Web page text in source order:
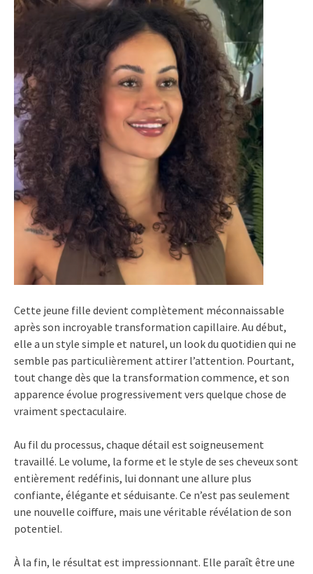
Cette jeune fille devient complètement méconnaissable
après son incroyable transformation capillaire. Au début,
elle a un style simple et naturel, un look du quotidien qui ne
semble pas particulièrement attirer l’attention. Pourtant,
tout change dès que la transformation commence, et son
apparence évolue progressivement vers quelque chose de
vraiment spectaculaire.
Au fil du processus, chaque détail est soigneusement
travaillé. Le volume, la forme et le style de ses cheveux sont
entièrement redéfinis, lui donnant une allure plus
confiante, élégante et séduisante. Ce n’est pas seulement
une nouvelle coiffure, mais une véritable révélation de son
potentiel.
À la fin, le résultat est impressionnant. Elle paraît être une